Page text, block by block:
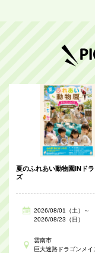
夏のふれあい動物園INド
ズ
2026/08/01（土）～
2026/08/23（日）
雲南市
巨大迷路ドラゴンメイ